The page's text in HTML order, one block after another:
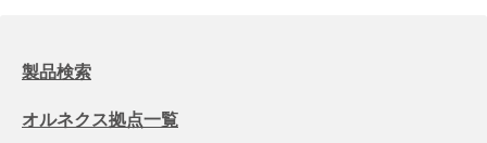
製品検索
オルネクス拠点一覧